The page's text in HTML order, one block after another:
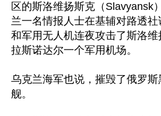
区的斯洛维扬斯克（Slavyansk
兰一名情报人士在基辅对路透
和军用无人机连夜攻击了斯洛
拉斯诺达尔一个军用机场。
乌克兰海军也说，摧毁了俄罗
舰。